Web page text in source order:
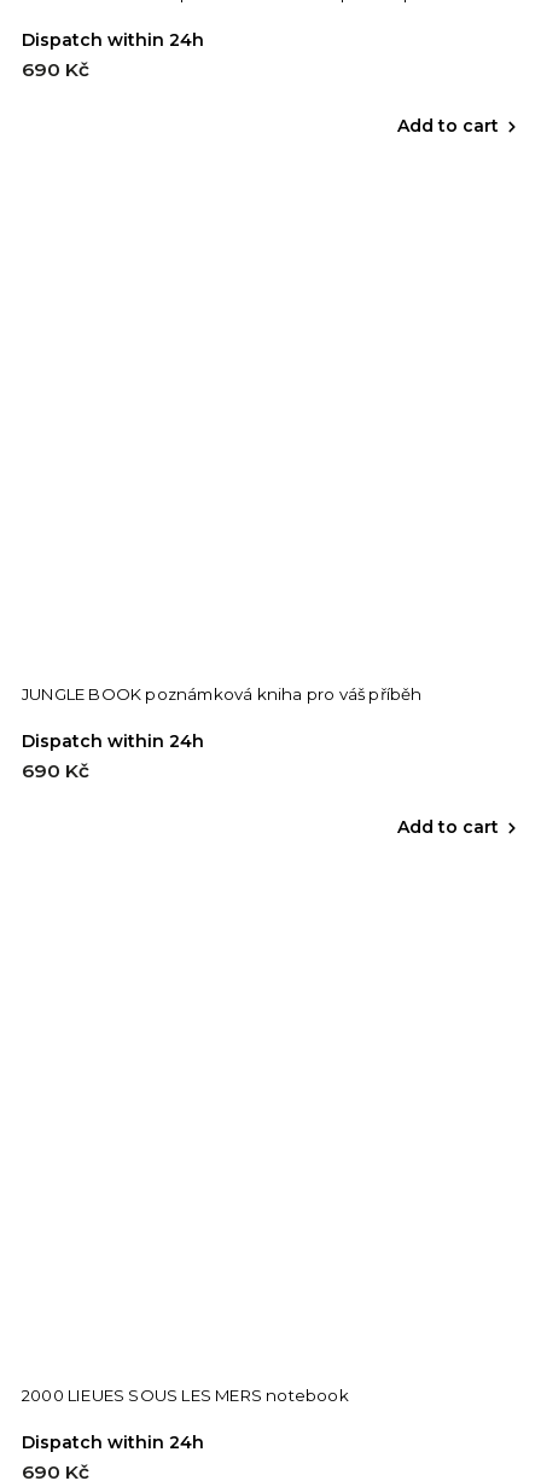
Dispatch within 24h
690 Kč
Add to cart
JUNGLE BOOK poznámková kniha pro váš příběh
Dispatch within 24h
690 Kč
Add to cart
2000 LIEUES SOUS LES MERS notebook
Dispatch within 24h
690 Kč